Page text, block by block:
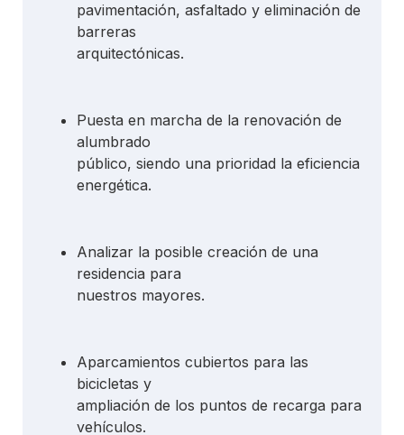
pavimentación, asfaltado y eliminación de
barreras
arquitectónicas.
Puesta en marcha de la renovación de
alumbrado
público, siendo una prioridad la eficiencia
energética.
Analizar la posible creación de una
residencia para
nuestros mayores.
Aparcamientos cubiertos para las
bicicletas y
ampliación de los puntos de recarga para
vehículos.